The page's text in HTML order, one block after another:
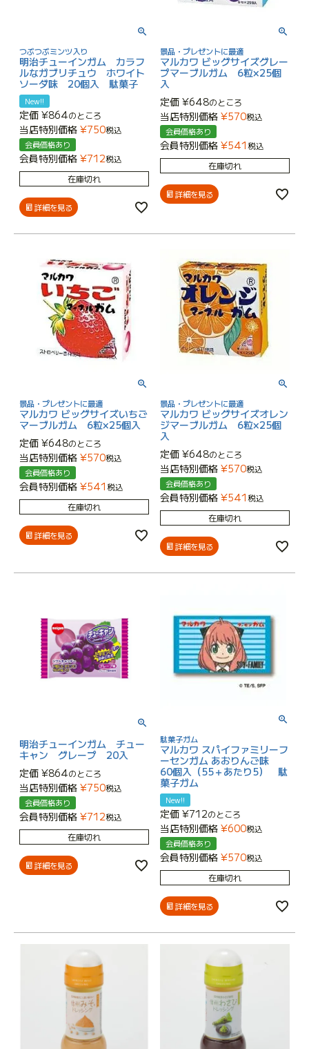
つぶつぶミンツ入り
明治チューインガム カラフ
ルなガブリチュウ ホワイト
ソーダ味 20個入 駄菓子
New!!
定価 ¥864のところ
当店特別価格 ¥750税込
会員価格あり
会員特別価格 ¥712税込
在庫切れ
詳細を見る
景品・プレゼントに最適
マルカワ ビッグサイズグレー
プマーブルガム 6粒×25個
入
定価 ¥648のところ
当店特別価格 ¥570税込
会員価格あり
会員特別価格 ¥541税込
在庫切れ
詳細を見る
景品・プレゼントに最適
マルカワ ビッグサイズいちご
マーブルガム 6粒×25個入
定価 ¥648のところ
当店特別価格 ¥570税込
会員価格あり
会員特別価格 ¥541税込
在庫切れ
詳細を見る
景品・プレゼントに最適
マルカワ ビッグサイズオレン
ジマーブルガム 6粒×25個
入
定価 ¥648のところ
当店特別価格 ¥570税込
会員価格あり
会員特別価格 ¥541税込
在庫切れ
詳細を見る
明治チューインガム チュー
キャン グレープ 20入
定価 ¥864のところ
当店特別価格 ¥750税込
会員価格あり
会員特別価格 ¥712税込
在庫切れ
詳細を見る
駄菓子ガム
マルカワ スパイファミリーフ
ーセンガム あおりんご味
60個入（55＋あたり5） 駄
菓子ガム
New!!
定価 ¥712のところ
当店特別価格 ¥600税込
会員価格あり
会員特別価格 ¥570税込
在庫切れ
詳細を見る